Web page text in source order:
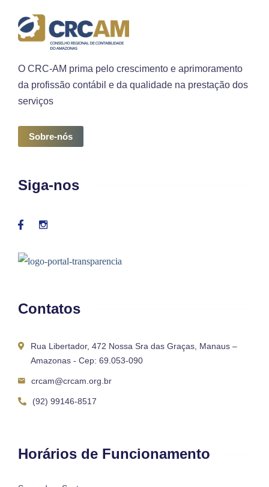
O CRC-AM prima pelo crescimento e aprimoramento
da profissão contábil e da qualidade na prestação dos
serviços
Sobre-nós
Siga-nos
Contatos
Rua Libertador, 472 Nossa Sra das Graças, Manaus –
Amazonas - Cep: 69.053-090
crcam@crcam.org.br
(92) 99146-8517
Horários de Funcionamento